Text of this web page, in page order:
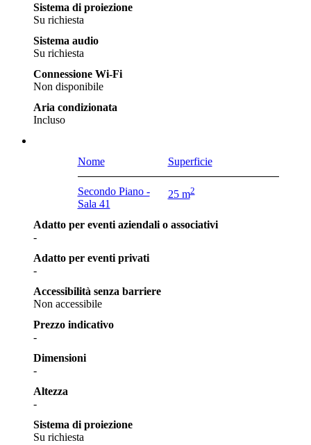
Sistema di proiezione
Su richiesta
Sistema audio
Su richiesta
Connessione Wi-Fi
Non disponibile
Aria condizionata
Incluso
Nome Superficie
Secondo Piano -
Sala 41
25 m2
Adatto per eventi aziendali o associativi
-
Adatto per eventi privati
-
Accessibilità senza barriere
Non accessibile
Prezzo indicativo
-
Dimensioni
-
Altezza
-
Sistema di proiezione
Su richiesta